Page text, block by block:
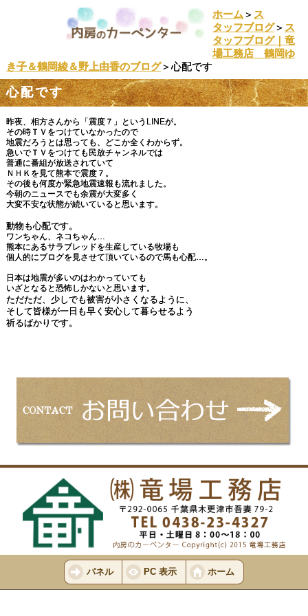
ホーム ＞ ス
タッフブログ＞ ス
タッフブログ｜竜
場工務店 鶴岡ゆ
き子＆鶴岡綾＆野上由香のブログ＞心配です
心配です
昨夜、相方さんから「震度７」というLINEが。
その時ＴＶをつけていなかったので
地震だろうとは思っても、どこか全くわからず。
急いでＴＶをつけても民放チャンネルでは
普通に番組が放送されていて
ＮＨＫを見て熊本で震度７。
その後も何度か緊急地震速報も流れました。
今朝のニュースでも余震が大変多く
大変不安な状態が続いていると思います。
動物も心配です。
ワンちゃん、ネコちゃん…
熊本にあるサラブレッドを生産している牧場も
個人的にブログを見させて頂いているので馬も心配…。
日本は地震が多いのはわかっていても
いざとなると恐怖しかないと思います。
ただただ、少しでも被害が小さくなるように、
そして皆様が一日も早く安心して暮らせるよう
祈るばかりです。
パネル PC 表示 ホーム